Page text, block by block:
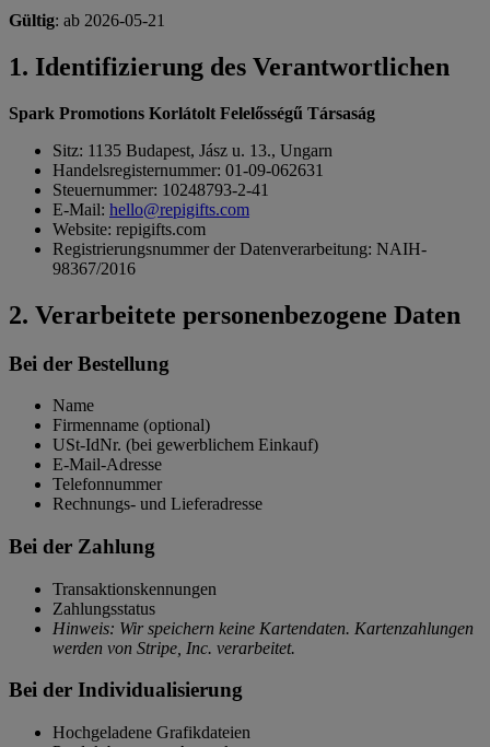
Gültig: ab 2026-05-21
1. Identifizierung des Verantwortlichen
Spark Promotions Korlátolt Felelősségű Társaság
Sitz: 1135 Budapest, Jász u. 13., Ungarn
Handelsregisternummer: 01-09-062631
Steuernummer: 10248793-2-41
E-Mail: hello@repigifts.com
Website: repigifts.com
Registrierungsnummer der Datenverarbeitung: NAIH-
98367/2016
2. Verarbeitete personenbezogene Daten
Bei der Bestellung
Name
Firmenname (optional)
USt-IdNr. (bei gewerblichem Einkauf)
E-Mail-Adresse
Telefonnummer
Rechnungs- und Lieferadresse
Bei der Zahlung
Transaktionskennungen
Zahlungsstatus
Hinweis: Wir speichern keine Kartendaten. Kartenzahlungen
werden von Stripe, Inc. verarbeitet.
Bei der Individualisierung
Hochgeladene Grafikdateien